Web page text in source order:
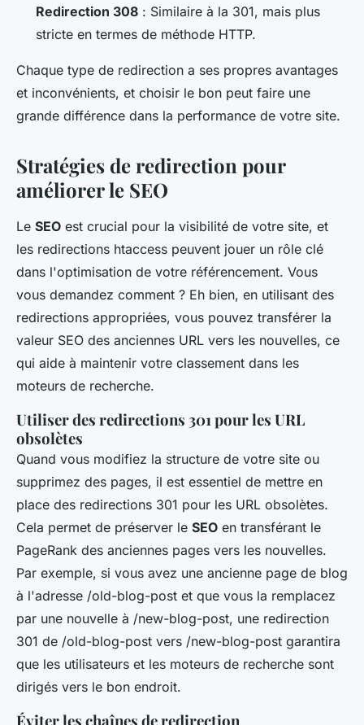
Redirection 308 : Similaire à la 301, mais plus
stricte en termes de méthode HTTP.
Chaque type de redirection a ses propres avantages
et inconvénients, et choisir le bon peut faire une
grande différence dans la performance de votre site.
Stratégies de redirection pour
améliorer le SEO
Le SEO est crucial pour la visibilité de votre site, et
les redirections htaccess peuvent jouer un rôle clé
dans l'optimisation de votre référencement. Vous
vous demandez comment ? Eh bien, en utilisant des
redirections appropriées, vous pouvez transférer la
valeur SEO des anciennes URL vers les nouvelles, ce
qui aide à maintenir votre classement dans les
moteurs de recherche.
Utiliser des redirections 301 pour les URL
obsolètes
Quand vous modifiez la structure de votre site ou
supprimez des pages, il est essentiel de mettre en
place des redirections 301 pour les URL obsolètes.
Cela permet de préserver le SEO en transférant le
PageRank des anciennes pages vers les nouvelles.
Par exemple, si vous avez une ancienne page de blog
à l'adresse /old-blog-post et que vous la remplacez
par une nouvelle à /new-blog-post, une redirection
301 de /old-blog-post vers /new-blog-post garantira
que les utilisateurs et les moteurs de recherche sont
dirigés vers le bon endroit.
Éviter les chaînes de redirection